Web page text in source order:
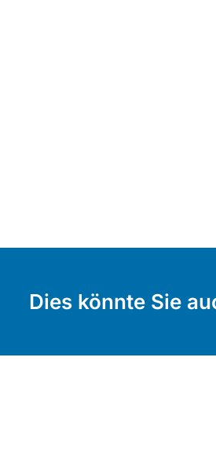
Dies könnte Sie